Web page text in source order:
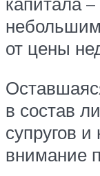
от цены
в состав
супругов
внимание